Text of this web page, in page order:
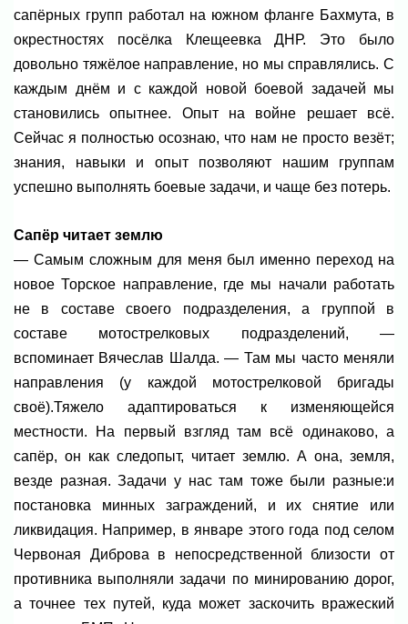
сапёрных групп работал на южном фланге Бахмута, в
окрестностях посёлка Клещеевка ДНР. Это было
довольно тяжёлое направление, но мы справлялись. С
каждым днём и с каждой новой боевой задачей мы
становились опытнее. Опыт на войне решает всё.
Сейчас я полностью осознаю, что нам не просто везёт;
знания, навыки и опыт позволяют нашим группам
успешно выполнять боевые задачи, и чаще без потерь.
Сапёр читает землю
— Самым сложным для меня был именно переход на
новое Торское направление, где мы начали работать
не в составе своего подразделения, а группой в
составе мотострелковых подразделений, —
вспоминает Вячеслав Шалда. — Там мы часто меняли
направления (у каждой мотострелковой бригады
своё).Тяжело адаптироваться к изменяющейся
местности. На первый взгляд там всё одинаково, а
сапёр, он как следопыт, читает землю. А она, земля,
везде разная. Задачи у нас там тоже были разные:и
постановка минных заграждений, и их снятие или
ликвидация. Например, в январе этого года под селом
Червоная Диброва в непосредственной близости от
противника выполняли задачи по минированию дорог,
а точнее тех путей, куда может заскочить вражеский